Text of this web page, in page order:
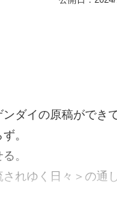
ダイの原稿ができて
。
。
れゆく日々＞の通